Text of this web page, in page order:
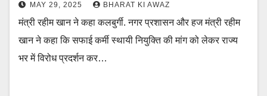
MAY 29, 2025 BHARAT KI AWAZ
मंत्री रहीम खान ने कहा कलबुर्गी. नगर प्रशासन और हज मंत्री रहीम
खान ने कहा कि सफाई कर्मी स्थायी नियुक्ति की मांग को लेकर राज्य
भर में विरोध प्रदर्शन कर…